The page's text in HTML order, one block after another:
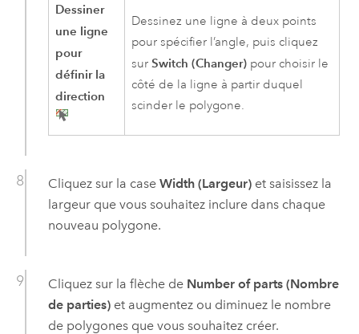
Dessiner
une ligne
pour
définir la
direction
Dessinez une ligne à deux points
pour spécifier l’angle, puis cliquez
surSwitch (Changer) pour choisir le
côté de la ligne à partir duquel
scinder le polygone.
Cliquez sur la case Width (Largeur)et saisissez la
largeur que vous souhaitez inclure dans chaque
nouveau polygone.
Cliquez sur la flèche de Number of parts (Nombre
de parties)et augmentez ou diminuez le nombre
de polygones que vous souhaitez créer.